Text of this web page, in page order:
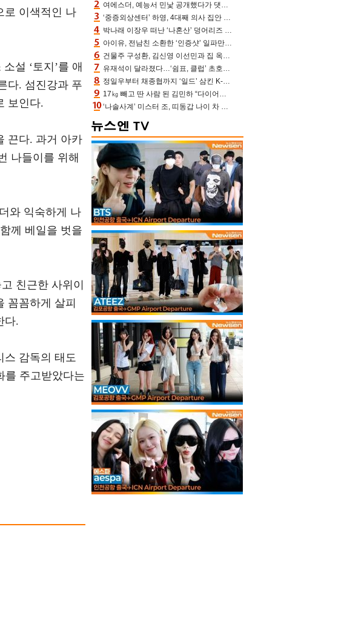
로 이색적인 나
설 ‘토지’를 애
다. 섬진강과 푸
보인다.
끈다. 과거 아카
나들이를 위해
와 익숙하게 나
께 베일을 벗을
친근한 사위이
꼼꼼하게 살피
다.
스 감독의 태도
를 주고받았다는
여에스더, 예능서 민낯 공개했다가 댓글에 충격 “눈 왜 저렇게 처졌냐고”(에스더TV)
‘중증외상센터’ 하영, 4대째 의사 집안 인증 “증조부, 고종 황제 진료”(옥문아)[어제TV]
박나래 이장우 떠난 ‘나혼산’ 덩어리즈 왔다, 1인 1케이크에 팜유 전현무 충격[어제TV]
아이유, 전남친 소환한 ‘인증샷’ 일파만파 속…남사친 변우석 선물도 남겼나 ‘훈훈’
건물주 구성환, 김신영 이선민과 집 옥상서 41만원 한우 파티 “화력이 성화봉송”(나혼산)
유재석이 달라졌다…‘쉼표, 클럽’ 초호화 코스에 주우재도 감탄 (놀면 뭐하니?)
정일우부터 채종협까지 ‘일드’ 삼킨 K-배우들의 매서운 돌풍
17㎏ 빼고 딴 사람 된 김민하 “다이어트 화제돼 깜짝, 이럴 일인가”(전현무계획4)[어제TV]
‘나솔사계’ 미스터 조, 띠동갑 나이 차 고백…3MC ‘말잇못’